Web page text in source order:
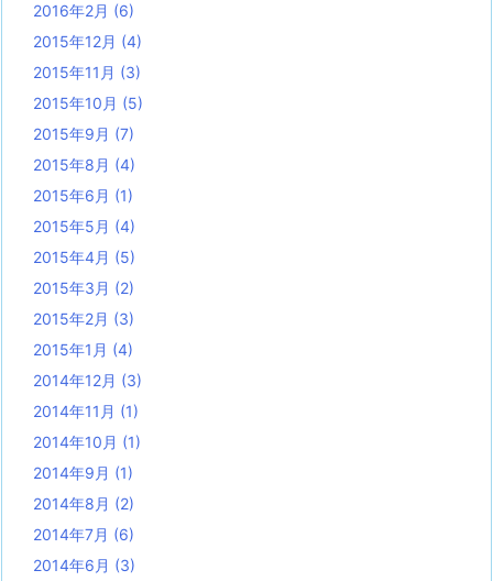
2016年2月 (6)
2015年12月 (4)
2015年11月 (3)
2015年10月 (5)
2015年9月 (7)
2015年8月 (4)
2015年6月 (1)
2015年5月 (4)
2015年4月 (5)
2015年3月 (2)
2015年2月 (3)
2015年1月 (4)
2014年12月 (3)
2014年11月 (1)
2014年10月 (1)
2014年9月 (1)
2014年8月 (2)
2014年7月 (6)
2014年6月 (3)